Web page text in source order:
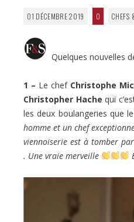
01 DÉCEMBRE 2019 0 CHEFS
Quelques nouvelles
1 – Le chef Christophe
Christopher Hache qui
les deux boulangeries que
homme et un chef
viennoiserie est à tomber
. Une vraie merveille